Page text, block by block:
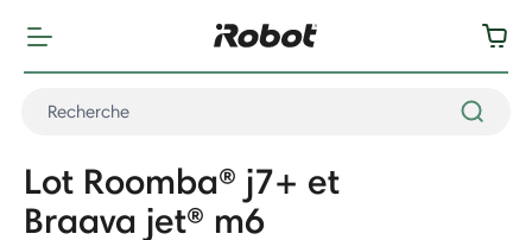
Lot Roomba® j7+ et
Braava jet® m6